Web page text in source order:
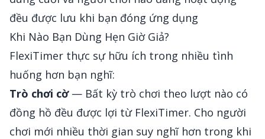
đều được lưu khi bạn đóng ứng dụng
Khi Nào Bạn Dùng Hẹn Giờ Giả?
FlexiTimer thực sự hữu ích trong nhiều tình
huống hơn bạn nghĩ:
Trò chơi cờ— Bất kỳ trò chơi theo lượt nào có
đồng hồ đều được lợi từ FlexiTimer. Cho người
chơi mới nhiều thời gian suy nghĩ hơn trong khi